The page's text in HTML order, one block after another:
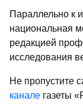
Параллельно к
национальная
редакцией
исследования
Не пропустите
канале газеты